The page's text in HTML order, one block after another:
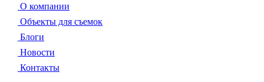
О компании
Объекты для съемок
Блоги
Новости
Контакты